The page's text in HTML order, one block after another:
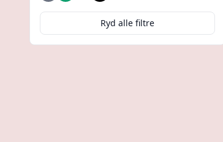
Ryd alle filtre